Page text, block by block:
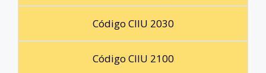
Código CIIU 2030
Código CIIU 2100